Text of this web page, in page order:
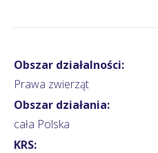
Obszar działalności:
Prawa zwierząt
Obszar działania:
cała Polska
KRS: